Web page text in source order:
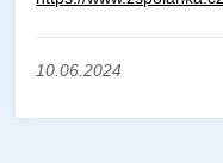
10.06.2024